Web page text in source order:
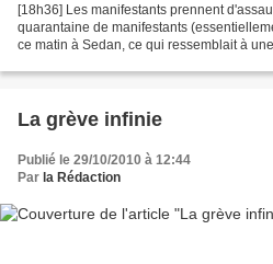
[18h36] Les manifestants prennent
quarantaine de manifestants
ce matin à Sedan, ce qui ressemblait à
La grève infinie
Publié le 29/10/2010 à 12:44
Par la Rédaction